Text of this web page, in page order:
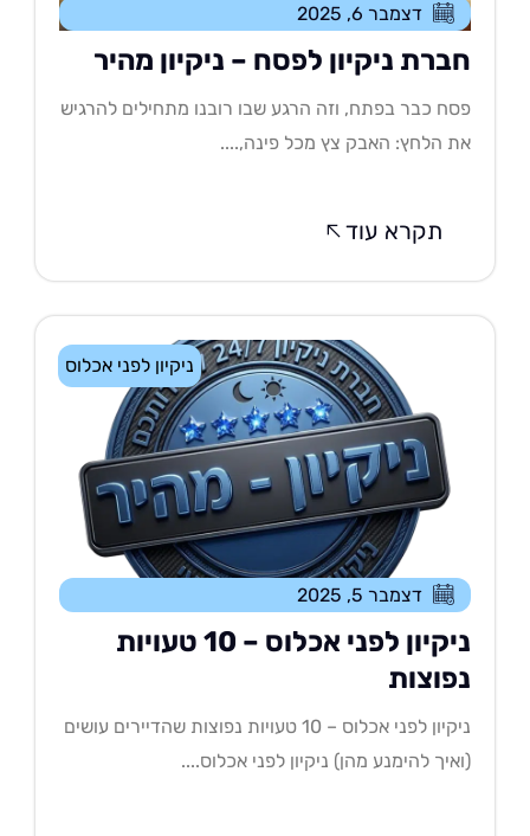
דצמבר 6, 2025
ניקיון לפסח – ניקיון מהיר
כבר בפתח, וזה הרגע שבו רובנו מתחילים להרגיש
הלחץ: האבק צץ מכל פינה,....
תקרא עוד
ניקיון לפני אכלוס
דצמבר 5, 2025
ניקיון לפני אכלוס – 10 טעויות
ניקיון לפני אכלוס – 10 טעויות נפוצות שהדיירים עושים
להימנע מהן) ניקיון לפני אכלוס....